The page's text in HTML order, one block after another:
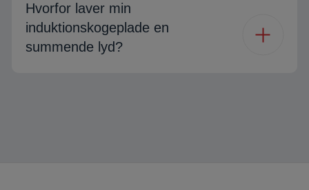
Hvorfor laver min
induktionskogeplade en
summende lyd?